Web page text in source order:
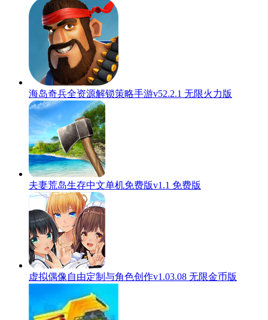
海岛奇兵全资源解锁策略手游v52.2.1 无限火力版
夫妻荒岛生存中文单机免费版v1.1 免费版
虚拟偶像自由定制与角色创作v1.03.08 无限金币版